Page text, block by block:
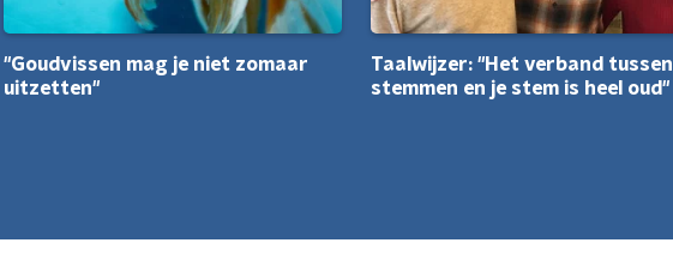
"Goudvissen mag je niet zomaar
uitzetten"
Taalwijzer: "Het verband tussen
stemmen en je stem is heel oud"